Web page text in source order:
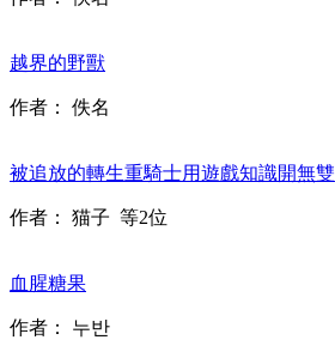
越界的野獸
作者： 佚名
被追放的轉生重騎士用遊戲知識開無雙
作者： 猫子 等2位
血腥糖果
作者： 누반